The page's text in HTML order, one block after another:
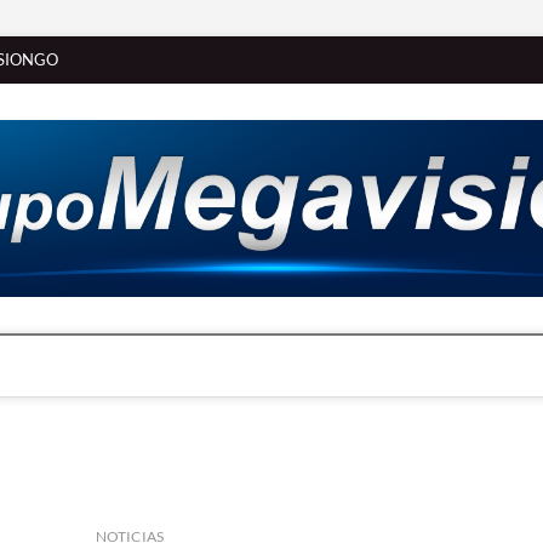
NOTICIAS